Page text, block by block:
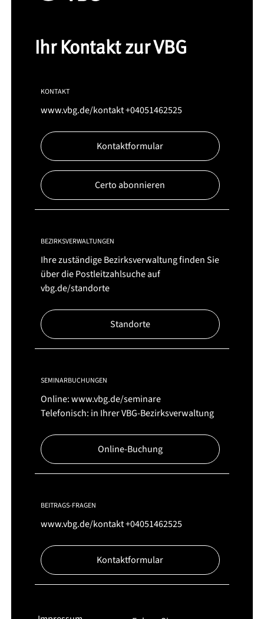
Ihr Kontakt zur VBG
KONTAKT
www.vbg.de/kontakt+04051462525
Kontaktformular
Certo abonnieren
BEZIRKSVERWALTUNGEN
Ihre zuständige Bezirksverwaltung finden Sie
über die Postleitzahlsuche auf
vbg.de/standorte
Standorte
SEMINARBUCHUNGEN
Online:www.vbg.de/seminare
Telefonisch: in Ihrer VBG-Bezirksverwaltung
Online-Buchung
BEITRAGS-FRAGEN
www.vbg.de/kontakt+04051462525
Kontaktformular